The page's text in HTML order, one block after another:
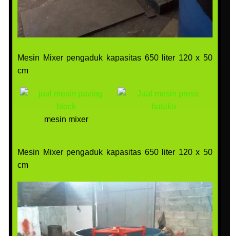
Mesin Mixer pengaduk kapasitas 650 liter 120 x 50
cm
mesin mixer
Mesin Mixer pengaduk kapasitas 650 liter 120 x 50
cm